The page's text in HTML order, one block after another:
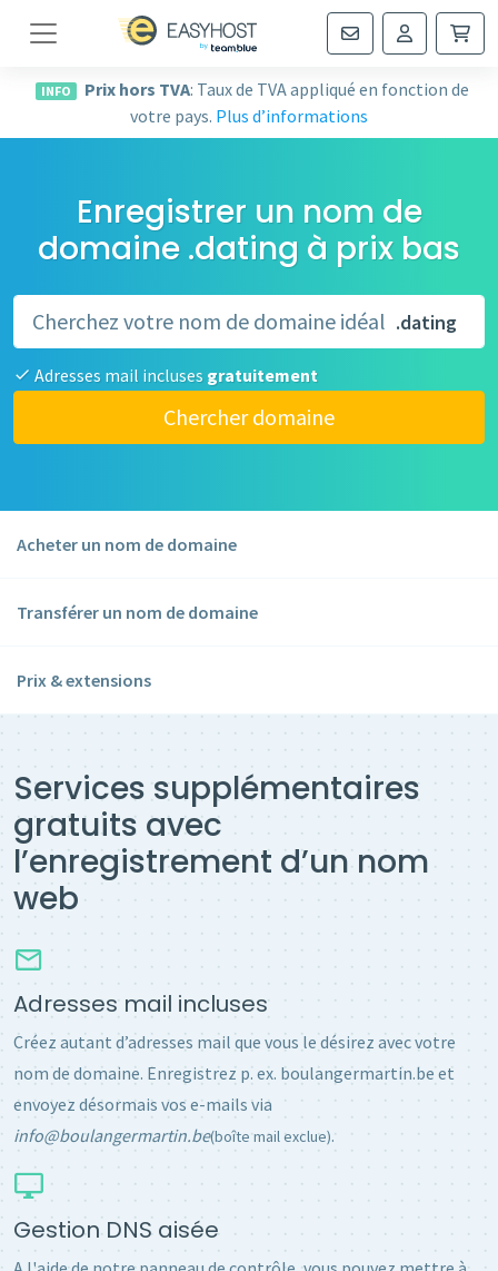
Navigation
INFO Prix hors TVA: Taux de TVA appliqué en fonction de
votre pays. Plus d’informations
Enregistrer un nom de
domaine .dating à prix bas
.dating
Adresses mail incluses gratuitement
Chercher domaine
Acheter un nom de domaine
Transférer un nom de domaine
Prix & extensions
Services supplémentaires
gratuits avec
l’enregistrement d’un nom
web
Adresses mail incluses
Créez autant d’adresses mail que vous le désirez avec votre
nom de domaine. Enregistrez p. ex. boulangermartin.be et
envoyez désormais vos e-mails via
info@boulangermartin.be(boîte mail exclue).
Gestion DNS aisée